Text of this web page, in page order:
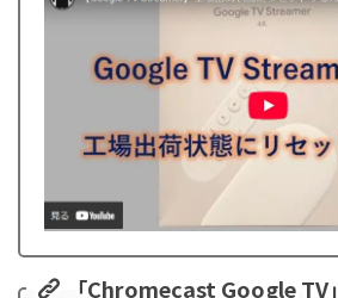
「Chromecast Google TV」